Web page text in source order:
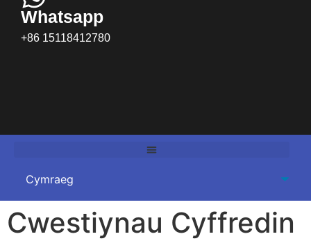
Whatsapp
+86 15118412780
Cwestiynau Cyffredin